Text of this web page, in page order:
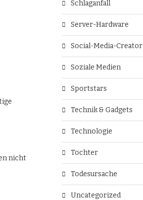
nicht
Schlaganfall
Server-Hardware
Social-Media-Creator
Soziale Medien
Sportstars
Technik & Gadgets
Technologie
Tochter
Todesursache
Uncategorized